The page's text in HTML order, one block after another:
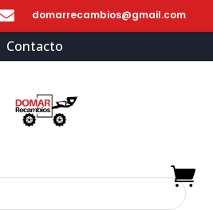
domarrecambios@gmail.com
Contacto